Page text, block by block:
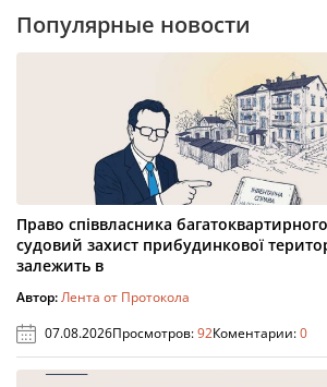
Популярные новости
Право співвласника
судовий захист прибудинкової
залежить в
Автор:Лента от Протокола
07.08.2026Просмотров:92Коментарии:0